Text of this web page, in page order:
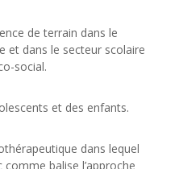
de terrain dans le
et dans le secteur scolaire
social.
et des enfants.
dans lequel
balise l’approche